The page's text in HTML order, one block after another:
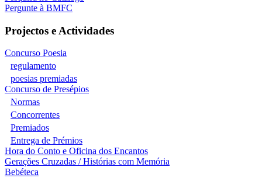
Pergunte à BMFC
Projectos e Actividades
Concurso Poesia
regulamento
poesias premiadas
Concurso de Presépios
Normas
Concorrentes
Premiados
Entrega de Prémios
Hora do Conto e Oficina dos Encantos
Gerações Cruzadas / Histórias com Memória
Bebéteca